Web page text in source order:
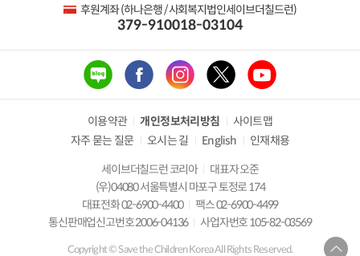
후원계좌 (하나은행 / 사회복지법인세이브더칠드런)
379-910018-03104
이용약관 개인정보처리방침
사이트맵
자주 묻는 질문
오시는 길 English
인재채용
세이브더칠드런 코리아
대표자 오준
(우)04080 서울특별시 마포구 토정로 174
대표전화 02-6900-4400
팩스 02-6900-4499
통신판매업신고번호 2006-04136
사업자번호 105-82-03569
Copyright © Save the Children Korea All Rights Reserved.